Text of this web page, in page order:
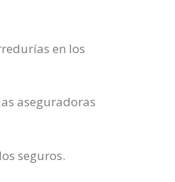
en los
aseguradoras
seguros.